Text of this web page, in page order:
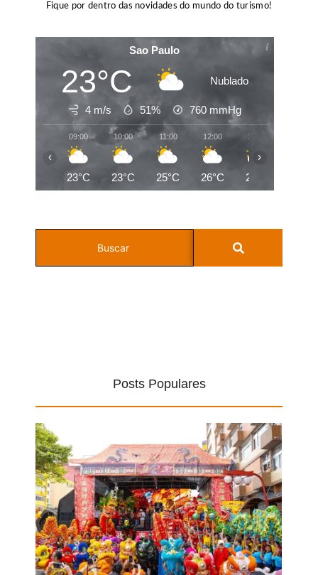
Fique por dentro das novidades do mundo do turismo!
Sao Paulo
23°C Nublado
4 m/s 51% 760 mmHg
09:00
23°C
10:00
23°C
11:00
25°C
12:00
26°C
13:00
27°C
‹ ›
Posts Populares